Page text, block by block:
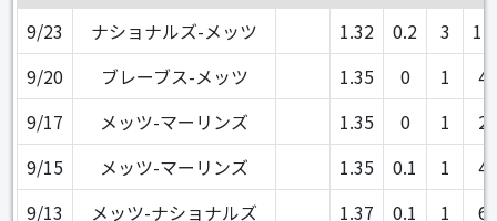
9/23
ナショナルズ-メッツ 1.32 0.2 3
17
9/20
ブレーブス-メッツ 1.35 0 1
4
9/17
メッツ-マーリンズ 1.35 0 1
2
9/15
メッツ-マーリンズ 1.35 0.1 1
4
9/13
メッツ-ナショナルズ 1.37 0.1 1
6